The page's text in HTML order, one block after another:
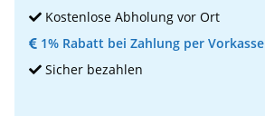
Kostenlose Abholung vor Ort
1% Rabatt bei Zahlung per Vorkasse
Sicher bezahlen